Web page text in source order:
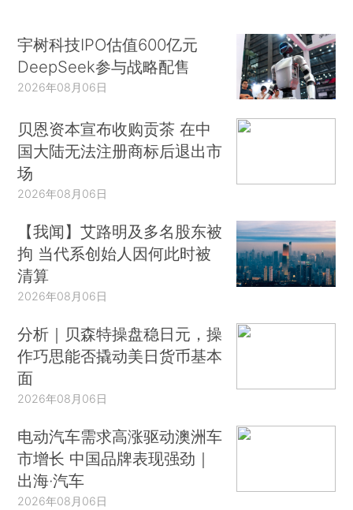
宇树科技IPO估值600亿元
DeepSeek参与战略配售
2026年08月06日
贝恩资本宣布收购贡茶 在中
国大陆无法注册商标后退出市
场
2026年08月06日
【我闻】艾路明及多名股东被
拘 当代系创始人因何此时被
清算
2026年08月06日
分析｜贝森特操盘稳日元，操
作巧思能否撬动美日货币基本
面
2026年08月06日
电动汽车需求高涨驱动澳洲车
市增长 中国品牌表现强劲｜
出海·汽车
2026年08月06日